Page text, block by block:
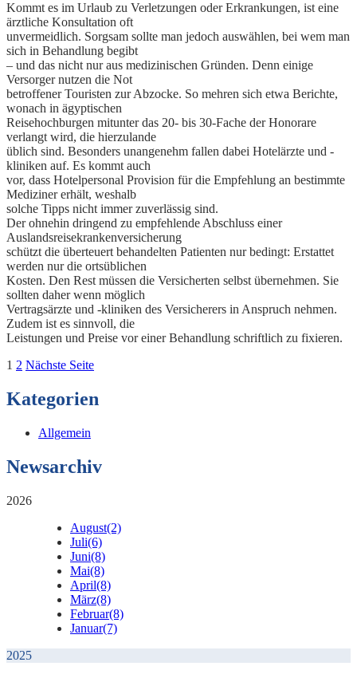
Kommt es im Urlaub zu Verletzungen oder Erkrankungen, ist eine
ärztliche Konsultation oft
unvermeidlich. Sorgsam sollte man jedoch auswählen, bei wem man
sich in Behandlung begibt
– und das nicht nur aus medizinischen Gründen. Denn einige
Versorger nutzen die Not
betroffener Touristen zur Abzocke. So mehren sich etwa Berichte,
wonach in ägyptischen
Reisehochburgen mitunter das 20- bis 30-Fache der Honorare
verlangt wird, die hierzulande
üblich sind. Besonders unangenehm fallen dabei Hotelärzte und -
kliniken auf. Es kommt auch
vor, dass Hotelpersonal Provision für die Empfehlung an bestimmte
Mediziner erhält, weshalb
solche Tipps nicht immer zuverlässig sind.
Der ohnehin dringend zu empfehlende Abschluss einer
Auslandsreisekrankenversicherung
schützt die überteuert behandelten Patienten nur bedingt: Erstattet
werden nur die ortsüblichen
Kosten. Den Rest müssen die Versicherten selbst übernehmen. Sie
sollten daher wenn möglich
Vertragsärzte und -kliniken des Versicherers in Anspruch nehmen.
Zudem ist es sinnvoll, die
Leistungen und Preise vor einer Behandlung schriftlich zu fixieren.
Seitennummerierung
der
Beiträge
Seite
1 Seite
2 Nächste Seite
Kategorien
Allgemein
Newsarchiv
2026
August(2)
Juli(6)
Juni(8)
Mai(8)
April(8)
März(8)
Februar(8)
Januar(7)
2025